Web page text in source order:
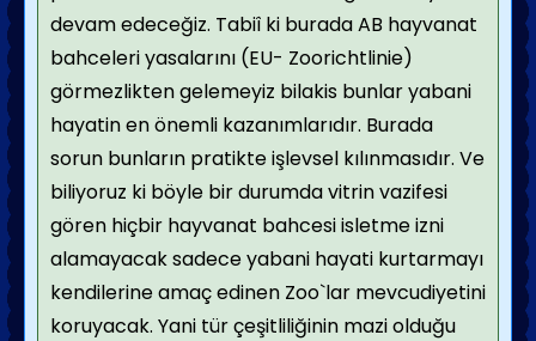
devam edeceğiz. Tabiî ki burada AB hayvanat
bahceleri yasalarını (EU- Zoorichtlinie)
görmezlikten gelemeyiz bilakis bunlar yabani
hayatin en önemli kazanımlarıdır. Burada
sorun bunların pratikte işlevsel kılınmasıdır. Ve
biliyoruz ki böyle bir durumda vitrin vazifesi
gören hiçbir hayvanat bahcesi isletme izni
alamayacak sadece yabani hayati kurtarmayı
kendilerine amaç edinen Zoo`lar mevcudiyetini
koruyacak. Yani tür çeşitliliğinin mazi olduğu